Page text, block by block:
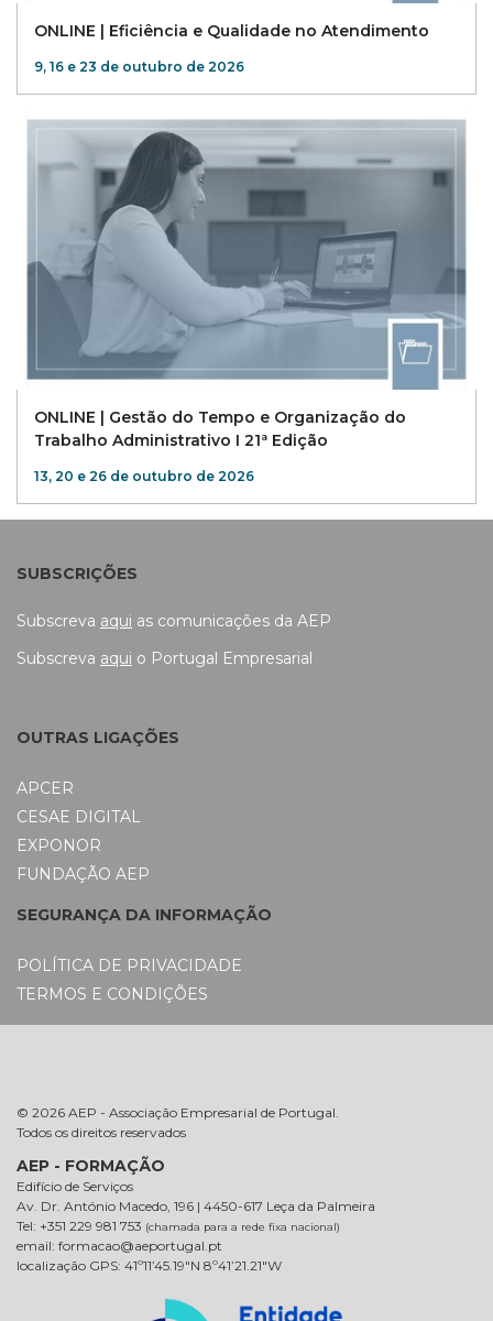
ONLINE | Eficiência e Qualidade no Atendimento
9, 16 e 23 de outubro de 2026
ONLINE | Gestão do Tempo e Organização do
Trabalho Administrativo I 21ª Edição
13, 20 e 26 de outubro de 2026
SUBSCRIÇÕES
Subscreva aqui as comunicações da AEP
Subscreva aqui o Portugal Empresarial
OUTRAS LIGAÇÕES
APCER
CESAE DIGITAL
EXPONOR
FUNDAÇÃO AEP
SEGURANÇA DA INFORMAÇÃO
POLÍTICA DE PRIVACIDADE
TERMOS E CONDIÇÕES
© 2026 AEP - Associação Empresarial de Portugal.
Todos os direitos reservados
AEP - FORMAÇÃO
Edifício de Serviços
Av. Dr. António Macedo, 196 | 4450-617 Leça da Palmeira
Tel: +351 229 981 753 (chamada para a rede fixa nacional)
email: formacao@aeportugal.pt
localização GPS: 41º11’45.19″N 8º41’21.21″W